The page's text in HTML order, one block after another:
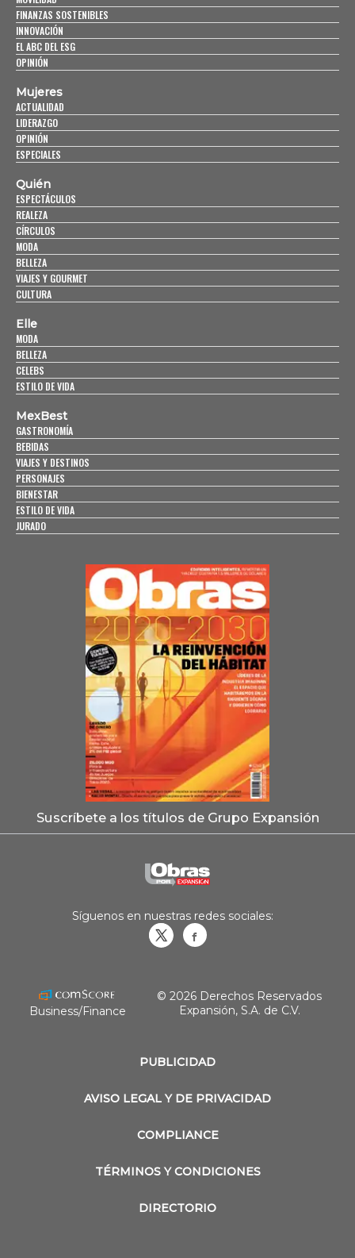
FINANZAS SOSTENIBLES
INNOVACIÓN
EL ABC DEL ESG
OPINIÓN
Mujeres
ACTUALIDAD
LIDERAZGO
OPINIÓN
ESPECIALES
Quién
ESPECTÁCULOS
REALEZA
CÍRCULOS
MODA
BELLEZA
VIAJES Y GOURMET
CULTURA
Elle
MODA
BELLEZA
CELEBS
ESTILO DE VIDA
MexBest
GASTRONOMÍA
BEBIDAS
VIAJES Y DESTINOS
PERSONAJES
BIENESTAR
ESTILO DE VIDA
JURADO
Suscríbete a los títulos de Grupo Expansión
PUBLICIDAD
AVISO LEGAL Y DE PRIVACIDAD
COMPLIANCE
TÉRMINOS Y CONDICIONES
DIRECTORIO
Síguenos en nuestras redes sociales:
Business/Finance
© 2026 Derechos Reservados
Expansión, S.A. de C.V.